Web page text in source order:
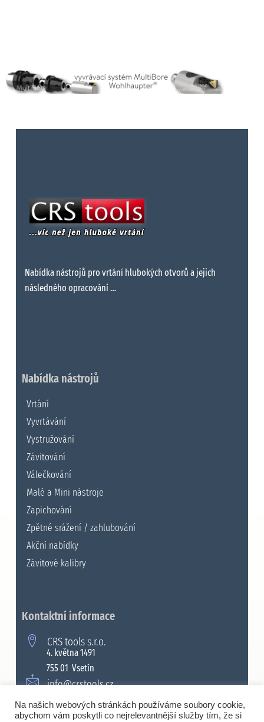
Nabídka nástrojů pro vrtání hlubokých otvorů a jejich
následného opracování …
Nabídka nástrojů
Vrtání
Vyvrtávání
Vystružování
Závitování
Válečkování
Malé a Mini nástroje
Zapichování
Zpětné srážení / zahlubování
Akční nabídky
Závitové kalibry
Kontaktní informace
CRS tools s.r.o.
4. května 1491
755 01 Vsetín
info@crstools.cz
+420 571 990 315
Na našich webových stránkách používáme soubory cookie,
abychom vám poskytli co nejrelevantnější služby tím, že si